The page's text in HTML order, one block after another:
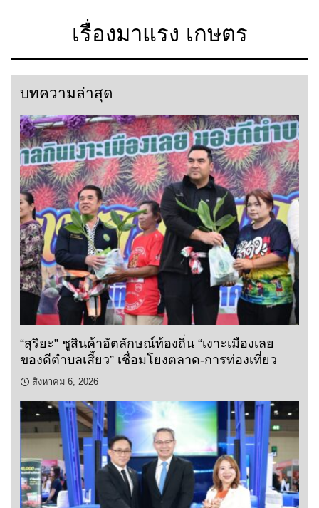
เรื่องมาแรง เกษตร
บทความล่าสุด
“สุริยะ” ชูสินค้าอัตลักษณ์ท้องถิ่น “เงาะเมืองเลย
ของดีตำบลเสี้ยว” เชื่อมโยงตลาด-การท่องเที่ยว
สิงหาคม 6, 2026